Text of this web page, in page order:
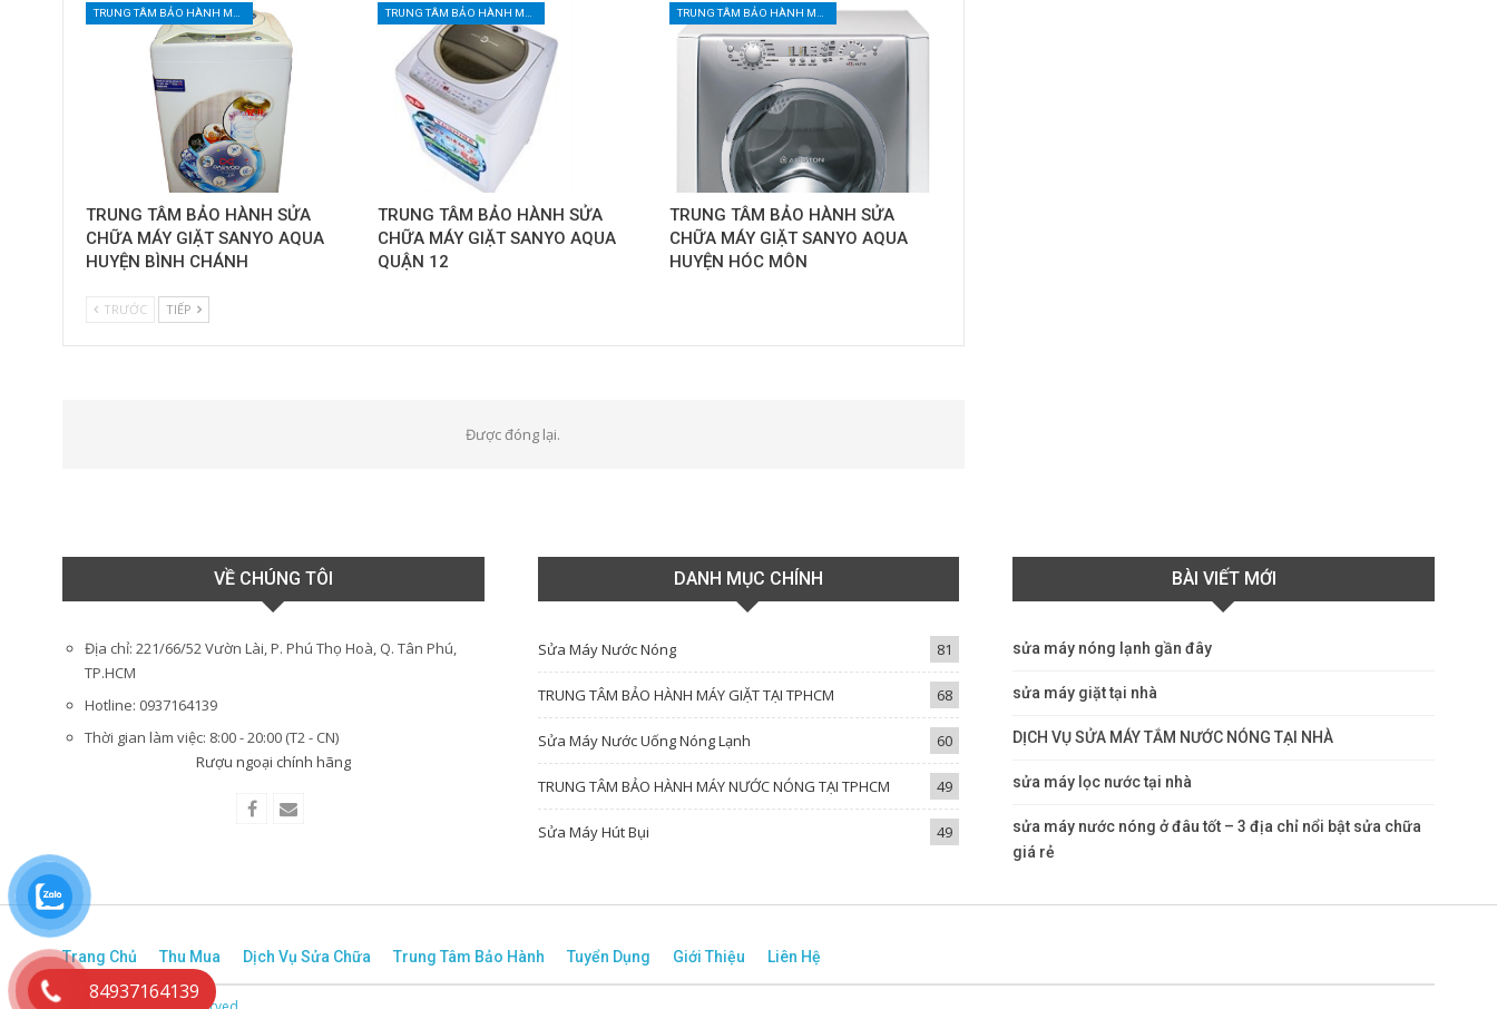
TRUNG TÂM BẢO HÀNH SỬA
CHỮA MÁY GIẶT SANYO AQUA
HUYỆN BÌNH CHÁNH
TRUNG TÂM BẢO HÀNH SỬA
CHỮA MÁY GIẶT SANYO AQUA
QUẬN 12
TRUNG TÂM BẢO HÀNH SỬA
CHỮA MÁY GIẶT SANYO AQUA
HUYỆN HÓC MÔN
TRƯỚC TIẾP
Được đóng lại.
VỀ CHÚNG TÔI
Địa chỉ: 221/66/52 Vườn Lài, P. Phú Thọ Hoà, Q. Tân Phú,
TP.HCM
Hotline: 0937164139
Thời gian làm việc: 8:00 - 20:00 (T2 - CN)
Rượu ngoại chính hãng
DANH MỤC CHÍNH
Sửa Máy Nước Nóng 81
TRUNG TÂM BẢO HÀNH MÁY GIẶT TẠI TPHCM 68
Sửa Máy Nước Uống Nóng Lạnh 60
TRUNG TÂM BẢO HÀNH MÁY NƯỚC NÓNG TẠI TPHCM 49
Sửa Máy Hút Bụi 49
BÀI VIẾT MỚI
sửa máy nóng lạnh gần đây
sửa máy giặt tại nhà
DỊCH VỤ SỬA MÁY TẮM NƯỚC NÓNG TẠI NHÀ
sửa máy lọc nước tại nhà
sửa máy nước nóng ở đâu tốt – 3 địa chỉ nổi bật sửa chữa
giá rẻ
Trang Chủ Thu Mua Dịch Vụ Sửa Chữa Trung Tâm Bảo Hành Tuyển Dụng Giới Thiệu Liên Hệ
84937164139